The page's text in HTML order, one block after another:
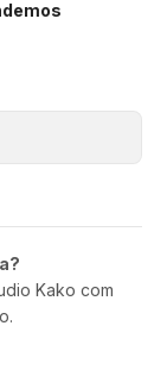
Kako com